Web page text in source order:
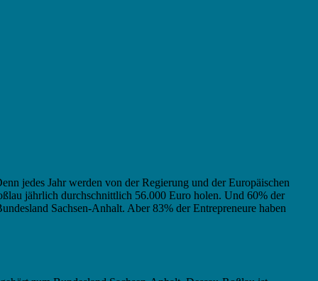
jedes Jahr werden von der Regierung und der Europäischen
jährlich durchschnittlich 56.000 Euro holen. Und 60% der
Sachsen-Anhalt. Aber 83% der Entrepreneure haben